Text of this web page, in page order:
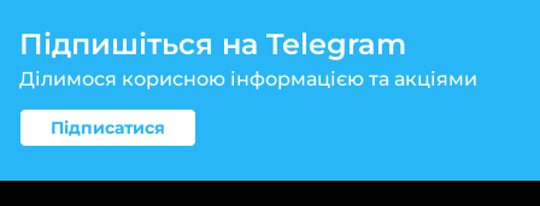
Підпишіться на Telegram
Ділимося корисною інформацією та акціями
Підписатися